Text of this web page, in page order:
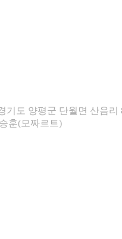
도 양평군 단월면 산음리
훈(모짜르트)